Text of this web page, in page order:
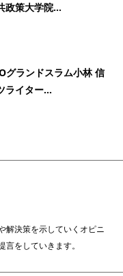
政策大学院...
グランドスラム小林 信
ライター...
解決策を示していくオピニ
をしていきます。